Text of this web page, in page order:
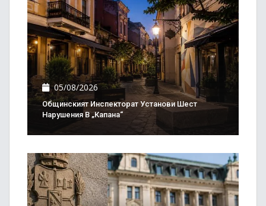
05/08/2026
Общинският Инспекторат Установи Шест
Нарушения В „Капана“